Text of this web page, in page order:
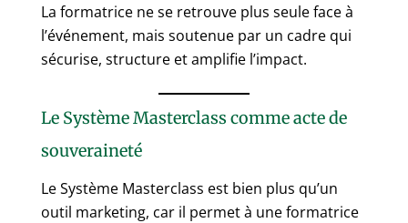
La formatrice ne se retrouve plus seule face à
l’événement, mais soutenue par un cadre qui
sécurise, structure et amplifie l’impact.
Le Système Masterclass comme acte de
souveraineté
Le Système Masterclass est bien plus qu’un
outil marketing, car il permet à une formatrice